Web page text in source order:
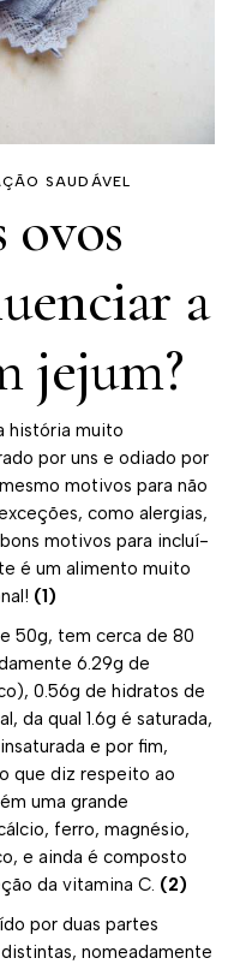
SAUDÁVEL
ovos
a
jejum?
história muito
por uns e odiado por
motivos para não
como alergias,
motivos para incluí-
é um alimento muito
(1)
50g, tem cerca de 80
6.29g de
0.56g de hidratos de
da qual 1.6g é saturada,
e por fim,
que diz respeito ao
uma grande
ferro, magnésio,
e ainda é composto
da vitamina C. (2)
por duas partes
nomeadamente